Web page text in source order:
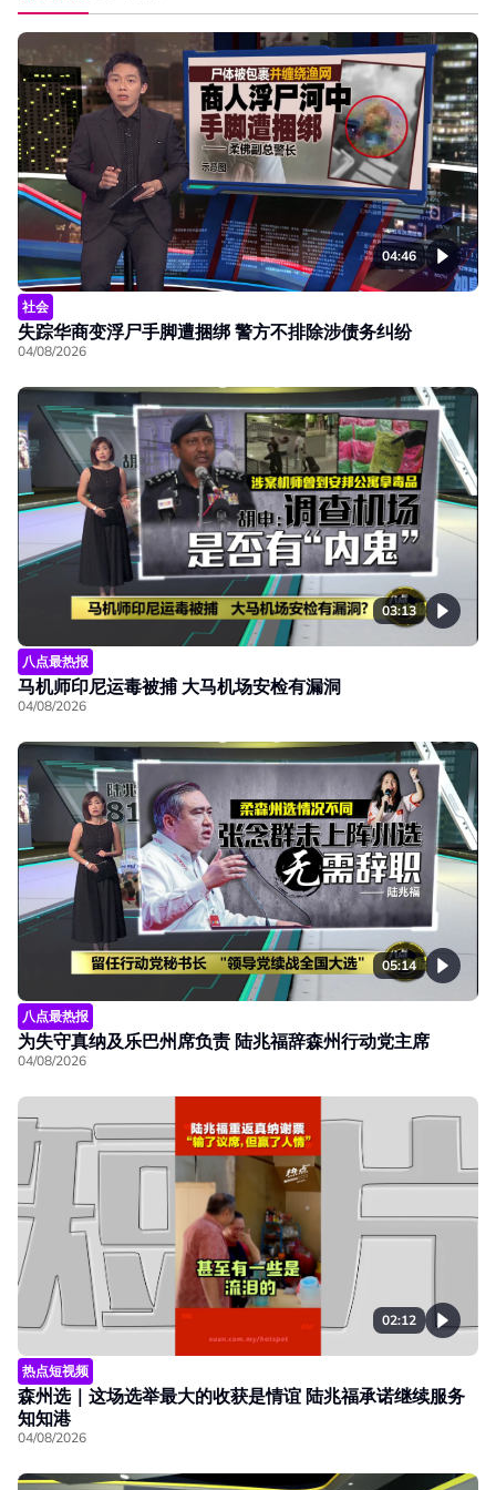
04:46
社会
失踪华商变浮尸手脚遭捆绑 警方不排除涉债务纠纷
04/08/2026
03:13
八点最热报
马机师印尼运毒被捕 大马机场安检有漏洞
04/08/2026
05:14
八点最热报
为失守真纳及乐巴州席负责 陆兆福辞森州行动党主席
04/08/2026
02:12
热点短视频
森州选｜这场选举最大的收获是情谊 陆兆福承诺继续服务
知知港
04/08/2026